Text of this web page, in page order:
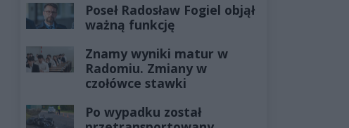
Poseł Radosław Fogiel objął
ważną funkcję
Znamy wyniki matur w
Radomiu. Zmiany w
czołówce stawki
Po wypadku został